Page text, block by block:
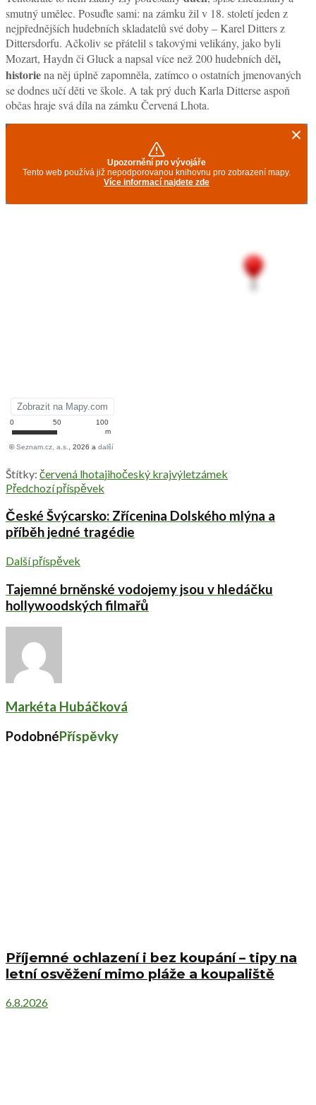
smutný umělec. Posuďte sami: na zámku žil v 18. století jeden z
nejpřednějších hudebních skladatelů své doby – Karel Ditters z
Dittersdorfu. Ačkoliv se přátelil s takovými velikány, jako byli
Mozart, Haydn či Gluck a napsal více než 200 hudebních děl,
historiena něj úplně zapomněla, zatímco o ostatních jmenovaných
se dodnes učí děti ve škole. A tak prý duch Karla Ditterse aspoň
občas hraje svá díla na zámku Červená Lhota.
Štítky: červená lhotajihočeský krajvýletzámek
Předchozí příspěvek
České Švýcarsko: Zřícenina Dolského mlýna a
příběh jedné tragédie
Další příspěvek
Tajemné brněnské vodojemy jsou v hledáčku
hollywoodských filmařů
Markéta Hubáčková
PodobnéPříspěvky
Příjemné ochlazení i bez koupání – tipy na
letní osvěžení mimo pláže a koupaliště
6.8.2026